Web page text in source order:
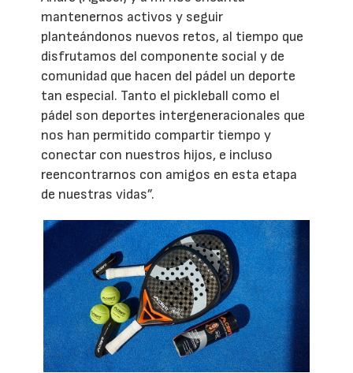
mantenernos activos y seguir
planteándonos nuevos retos, al tiempo que
disfrutamos del componente social y de
comunidad que hacen del pádel un deporte
tan especial. Tanto el pickleball como el
pádel son deportes intergeneracionales que
nos han permitido compartir tiempo y
conectar con nuestros hijos, e incluso
reencontrarnos con amigos en esta etapa
de nuestras vidas”.